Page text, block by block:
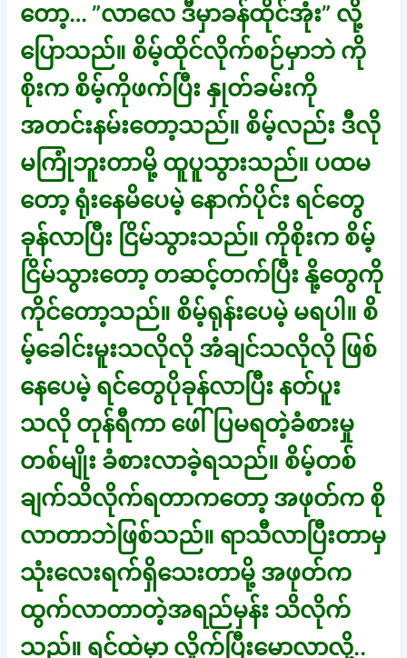
တော့… ”လာလေ ဒီမှာခန်ထိုင်အုံး” လို့
ပြောသည်။ စိမ့်ထိုင်လိုက်စဉ်မှာဘဲ ကို
စိုးက စိမ့်ကိုဖက်ပြီး နှုတ်ခမ်းကို
အတင်းနမ်းတော့သည်။ စိမ့်လည်း ဒီလို
မကြုံဘူးတာမို့ ထူပူသွားသည်။ ပထမ
တော့ ရုံးနေမိပေမဲ့ နောက်ပိုင်း ရင်တွေ
ခုန်လာပြီး ငြိမ်သွားသည်။ ကိုစိုးက စိမ့်
ငြိမ်သွားတော့ တဆင့်တက်ပြီး နို့တွေကို
ကိုင်တော့သည်။ စိမ့်ရုန်းပေမဲ့ မရပါ။ စိ
မ့်ခေါင်းမူးသလိုလို အံချင်သလိုလို ဖြစ်
နေပေမဲ့ ရင်တွေပိုခုန်လာပြီး နတ်ပူး
သလို တုန်ရီကာ ဖေါ်ပြမရတဲ့ခံစားမှု
တစ်မျိုး ခံစားလာခဲ့ရသည်။ စိမ့်တစ်
ချက်သိလိုက်ရတာကတော့ အဖုတ်က စို
လာတာဘဲဖြစ်သည်။ ရာသီလာပြီးတာမှ
သုံးလေးရက်ရှိသေးတာမို့ အဖုတ်က
ထွက်လာတာတဲ့အရည်မှန်း သိလိုက်
သည်။ ရင်ထဲမှာ လှိုက်ပြီးမောလာလို့..